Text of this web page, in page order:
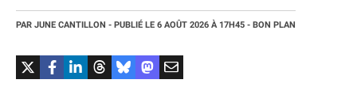
PAR JUNE CANTILLON - PUBLIÉ LE 6 AOÛT 2026 À 17H45 - BON PLAN